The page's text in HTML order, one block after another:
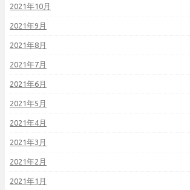
2021年10月
2021年9月
2021年8月
2021年7月
2021年6月
2021年5月
2021年4月
2021年3月
2021年2月
2021年1月